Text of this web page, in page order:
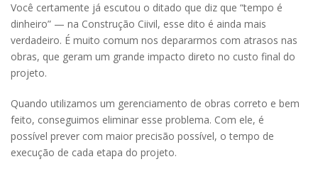
Você certamente já escutou o ditado que diz que “tempo é
dinheiro” — na Construção Ciivil, esse dito é ainda mais
verdadeiro. É muito comum nos depararmos com atrasos nas
obras, que geram um grande impacto direto no custo final do
projeto.
Quando utilizamos um gerenciamento de obras correto e bem
feito, conseguimos eliminar esse problema. Com ele, é
possível prever com maior precisão possível, o tempo de
execução de cada etapa do projeto.